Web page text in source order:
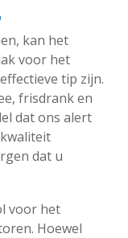
kan het
voor het
tip zijn.
frisdrank en
dat ons alert
dat u
voor het
Hoewel